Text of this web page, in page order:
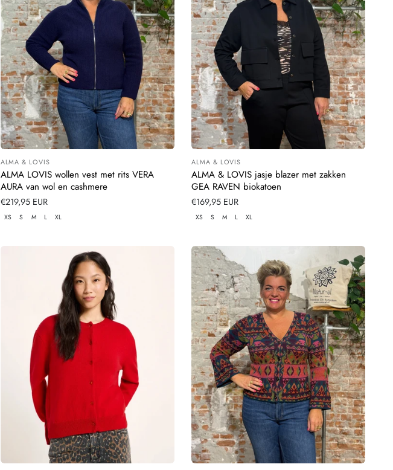
Leverancier:
ALMA & LOVIS
ALMA LOVIS wollen vest met rits VERA
AURA van wol en cashmere
Normale
prijs
€219,95 EUR
XS S M L XL
Leverancier:
ALMA & LOVIS
ALMA & LOVIS jasje blazer met zakken
GEA RAVEN biokatoen
Normale
prijs
€169,95 EUR
XS S M L XL